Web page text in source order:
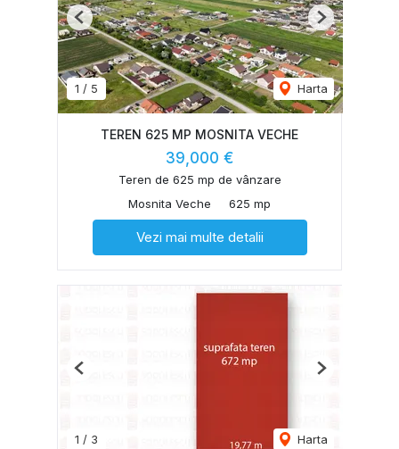
1 / 5 Harta
Previous Next
TEREN 625 MP MOSNITA VECHE
39,000 €
Teren de 625 mp de vânzare
Mosnita Veche
625 mp
Vezi mai multe detalii
1 / 3 Harta
Previous Next